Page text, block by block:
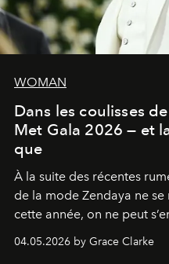
WOMAN
Dans les coulisses
Met Gala 2026 — et
que
À la suite des récentes
de la mode Zendaya ne
cette année, on ne peut
sera présent.
04.05.2026 by Grace Clarke